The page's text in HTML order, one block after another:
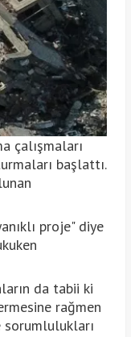
çalışmaları
başlattı.
proje" diye
da tabii ki
rağmen
sorumlulukları